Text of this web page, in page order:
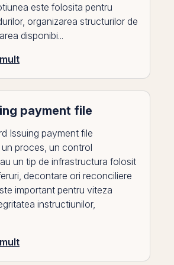
este folosita pentru
organizarea structurilor de
disponibi...
payment file
Issuing payment file
proces, un control
un tip de infrastructura folosit
decontare ori reconciliere
important pentru viteza
instructiunilor,